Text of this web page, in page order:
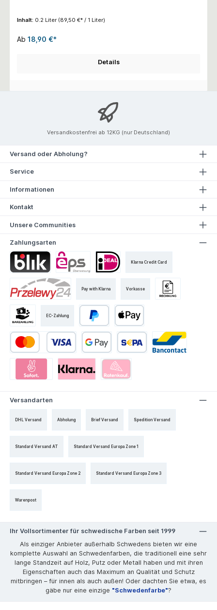
Inhalt: 0.2 Liter (89,50 €* / 1 Liter)
Ab 18,90 €*
Details
Versandkostenfrei ab 12KG (nur Deutschland)
Versand oder Abholung?
Service
Informationen
Kontakt
Unsere Communities
Zahlungsarten
Klarna Credit Card
Pay with Klarna Vorkasse
EC-Zahlung
Versandarten
DHL Versand Abholung Brief Versand Spedition Versand
Standard Versand AT Standard Versand Europa Zone 1
Standard Versand Europa Zone 2 Standard Versand Europa Zone 3
Warenpost
Ihr Vollsortimenter für schwedische Farben seit 1999
Als einziger Anbieter außerhalb Schwedens bieten wir eine
komplette Auswahl an Schwedenfarben, die traditionell eine sehr
lange Standzeit auf Holz, Putz oder Metall haben und mit ihren
Eigenschaften auch das Maximum an Qualität und Schutz
mitbringen – für innen als auch außen! Oder dachten Sie etwa, es
gäbe nur eine einzige "Schwedenfarbe"?